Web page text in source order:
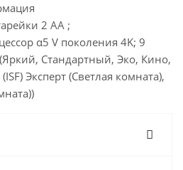
2 АА ;
α5 V поколения 4K; 9
Стандартный, Эко, Кино,
Эксперт (Светлая комната),